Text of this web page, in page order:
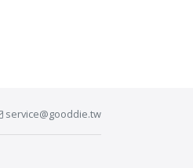
service@gooddie.tw